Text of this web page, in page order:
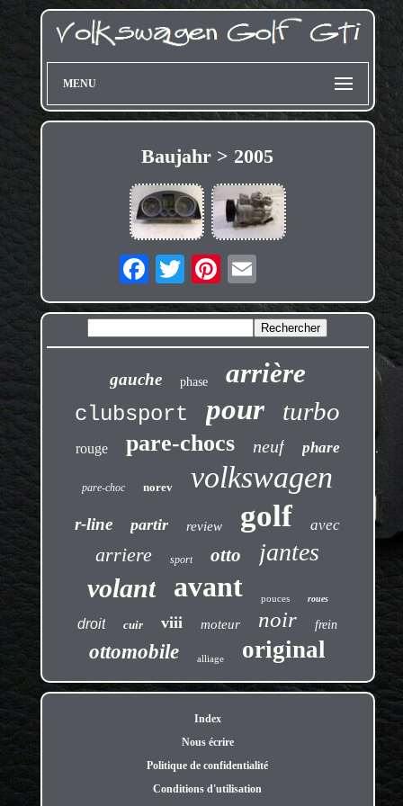
MENU
Baujahr > 2005
gauche phase arrière
clubsport pour turbo
rouge pare-chocs neuf phare
pare-choc norev volkswagen
r-line partir review golf avec
arriere sport otto jantes
volant avant pouces roues
droit cuir viii moteur noir frein
ottomobile alliage original
Index
Nous écrire
Politique de confidentialité
Conditions d'utilisation